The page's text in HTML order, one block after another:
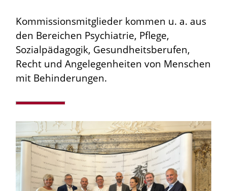
Kommissionsmitglieder kommen u. a. aus
den Bereichen Psychiatrie, Pflege,
Sozialpädagogik, Gesundheitsberufen,
Recht und Angelegenheiten von Menschen
mit Behinderungen.